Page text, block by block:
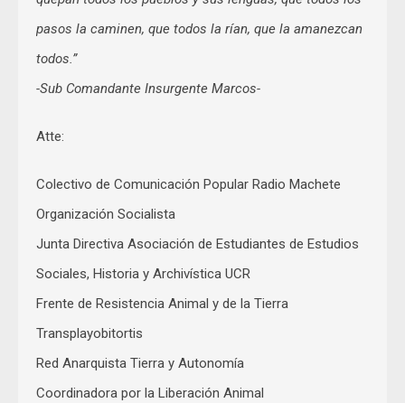
pasos la caminen, que todos la rían, que la amanezcan
todos.”
-Sub Comandante Insurgente Marcos-
Atte:
Colectivo de Comunicación Popular Radio Machete
Organización Socialista
Junta Directiva Asociación de Estudiantes de Estudios
Sociales, Historia y Archivística UCR
Frente de Resistencia Animal y de la Tierra
Transplayobitortis
Red Anarquista Tierra y Autonomía
Coordinadora por la Liberación Animal